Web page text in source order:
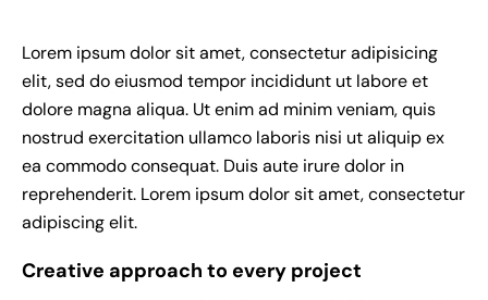
Lorem ipsum dolor sit amet, consectetur adipisicing
elit, sed do eiusmod tempor incididunt ut labore et
dolore magna aliqua. Ut enim ad minim veniam, quis
nostrud exercitation ullamco laboris nisi ut aliquip ex
ea commodo consequat. Duis aute irure dolor in
reprehenderit. Lorem ipsum dolor sit amet, consectetur
adipiscing elit.
Creative approach to every project